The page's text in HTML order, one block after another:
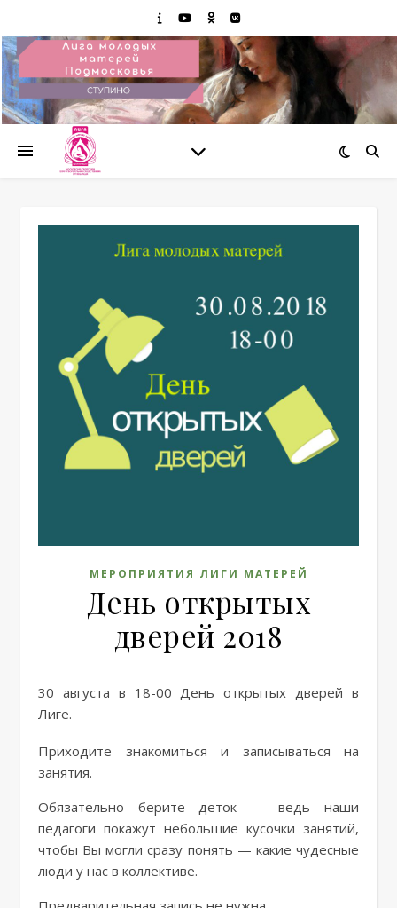
МЕРОПРИЯТИЯ ЛИГИ МАТЕРЕЙ
День открытых
дверей 2018
30 августа в 18-00 День открытых дверей в
Лиге.
Приходите знакомиться и записываться на
занятия.
Обязательно берите деток — ведь наши
педагоги покажут небольшие кусочки занятий,
чтобы Вы могли сразу понять — какие чудесные
люди у нас в коллективе.